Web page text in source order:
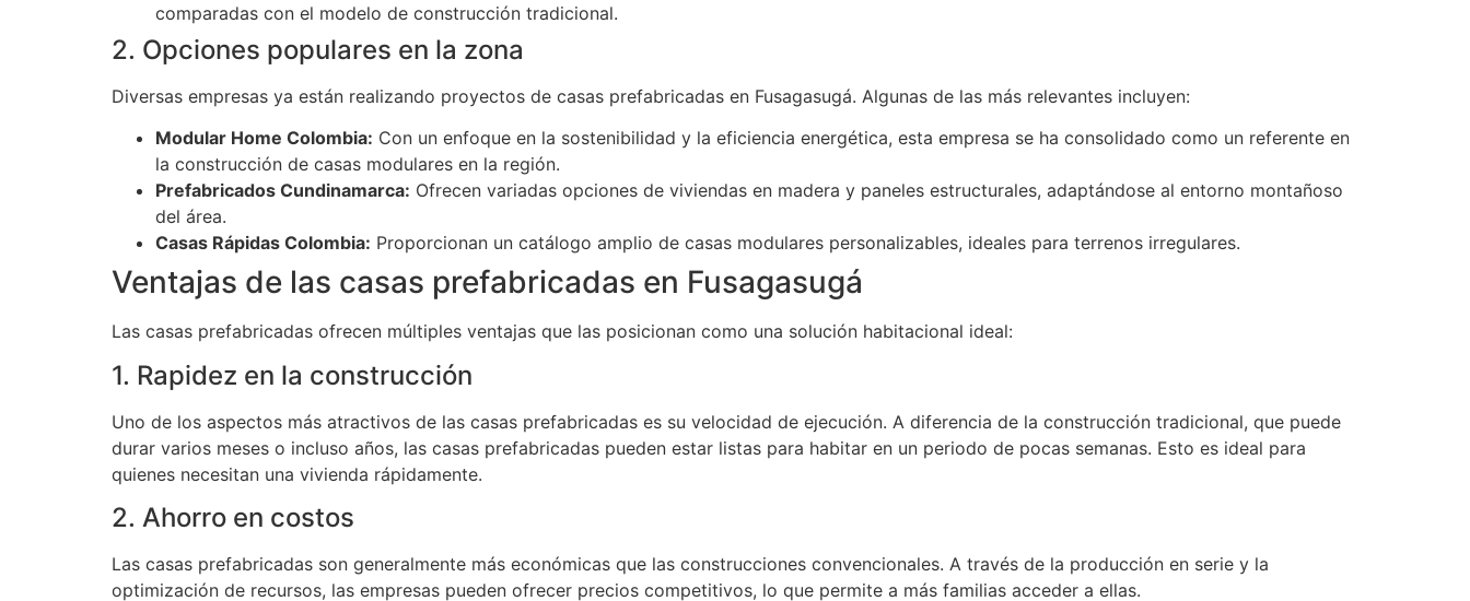
comparadas con el modelo de construcción tradicional.
2. Opciones populares en la zona
Diversas empresas ya están realizando proyectos de casas prefabricadas en Fusagasugá. Algunas de las más relevantes incluyen:
Modular Home Colombia: Con un enfoque en la sostenibilidad y la eficiencia energética, esta empresa se ha consolidado como un referente en
la construcción de casas modulares en la región.
Prefabricados Cundinamarca: Ofrecen variadas opciones de viviendas en madera y paneles estructurales, adaptándose al entorno montañoso
del área.
Casas Rápidas Colombia: Proporcionan un catálogo amplio de casas modulares personalizables, ideales para terrenos irregulares.
Ventajas de las casas prefabricadas en Fusagasugá
Las casas prefabricadas ofrecen múltiples ventajas que las posicionan como una solución habitacional ideal:
1. Rapidez en la construcción
Uno de los aspectos más atractivos de las casas prefabricadas es su velocidad de ejecución. A diferencia de la construcción tradicional, que puede
durar varios meses o incluso años, las casas prefabricadas pueden estar listas para habitar en un periodo de pocas semanas. Esto es ideal para
quienes necesitan una vivienda rápidamente.
2. Ahorro en costos
Las casas prefabricadas son generalmente más económicas que las construcciones convencionales. A través de la producción en serie y la
optimización de recursos, las empresas pueden ofrecer precios competitivos, lo que permite a más familias acceder a ellas.